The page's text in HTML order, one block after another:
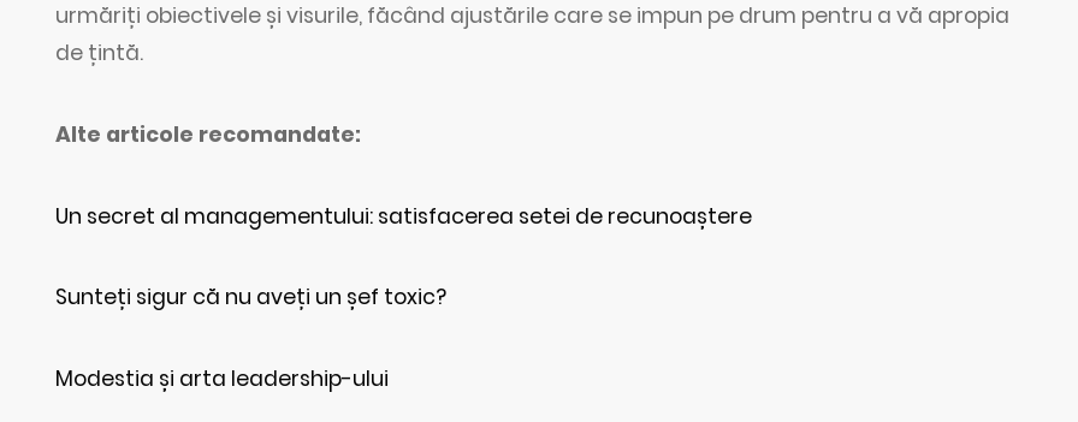
urmăriți obiectivele și visurile, făcând ajustările care se impun pe drum pentru a vă apropia
de țintă.
Alte articole recomandate:
Un secret al managementului: satisfacerea setei de recunoaștere
Sunteți sigur că nu aveți un șef toxic?
Modestia și arta leadership-ului